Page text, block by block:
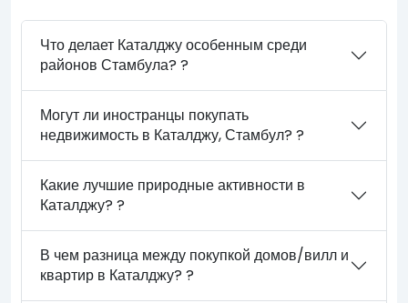
Что делает Каталджу особенным среди
районов Стамбула? ?
Могут ли иностранцы покупать
недвижимость в Каталджу, Стамбул? ?
Какие лучшие природные активности в
Каталджу? ?
В чем разница между покупкой домов/вилл и
квартир в Каталджу? ?